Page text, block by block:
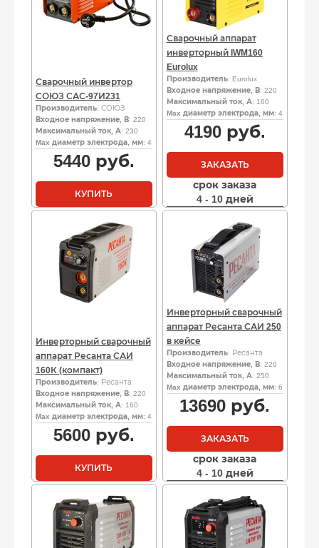
Сварочный инвертор
СОЮЗ САС-97И231
Производитель: СОЮЗ
Входное напряжение, В: 220
Максимальный ток, А: 230
Max диаметр электрода, мм: 4
5440руб.
КУПИТЬ
Сварочный аппарат
инверторный IWM160
Eurolux
Производитель: Eurolux
Входное напряжение, В: 220
Максимальный ток, А: 160
Max диаметр электрода, мм: 4
4190руб.
ЗАКАЗАТЬ
срок заказа
4 - 10 дней
Инверторный сварочный
аппарат Ресанта САИ
160К (компакт)
Производитель: Ресанта
Входное напряжение, В: 220
Максимальный ток, А: 160
Max диаметр электрода, мм: 4
5600руб.
КУПИТЬ
Инверторный сварочный
аппарат Ресанта САИ 250
в кейсе
Производитель: Ресанта
Входное напряжение, В: 220
Максимальный ток, А: 250
Max диаметр электрода, мм: 6
13690 руб.
ЗАКАЗАТЬ
срок заказа
4 - 10 дней